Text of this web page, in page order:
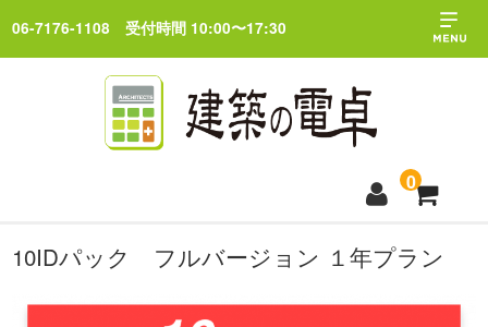
06-7176-1108 受付時間 10:00〜17:30
0
トップページ
10IDパック フルバージョン １年プラン